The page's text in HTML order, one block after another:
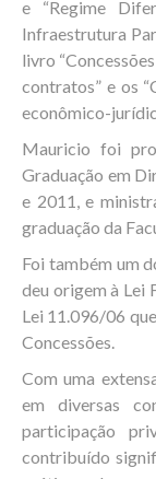
e “Regime
Infraestrutura
livro
contratos” e os
econômico-
Mauricio foi
Graduação em
e 2011, e
graduação da
Foi também um
deu origem à Lei
Lei 11.096/06
Concessões.
Com uma
em diversas
participação
contribuído